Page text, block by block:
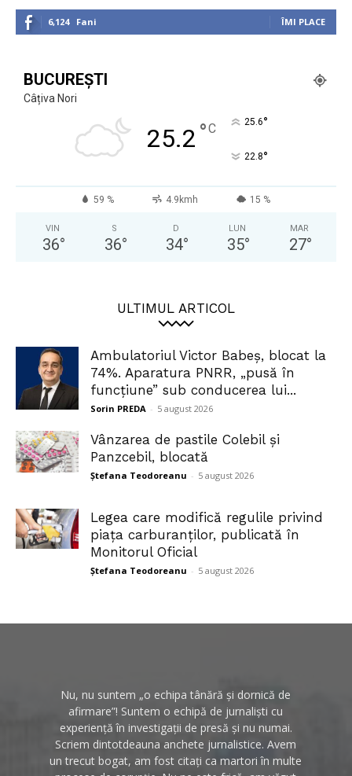
6,124 Fani ÎMI PLACE
BUCUREȘTI
Câțiva Nori
25.2 °C 25.6°
22.8°
59 % 4.9kmh 15 %
VIN
36°
S
36°
D
34°
LUN
35°
MAR
27°
ULTIMUL ARTICOL
Ambulatoriul Victor Babeș, blocat la
74%. Aparatura PNRR, „pusă în
funcțiune” sub conducerea lui...
Sorin PREDA - 5 august 2026
Vânzarea de pastile Colebil și
Panzcebil, blocată
Ștefana Teodoreanu - 5 august 2026
Legea care modifică regulile privind
piața carburanților, publicată în
Monitorul Oficial
Ștefana Teodoreanu - 5 august 2026
Nu, nu suntem „o echipa tânără și dornică de
afirmare”! Suntem o echipă de jurnaliști cu
experiență în investigații de presă și nu numai.
Scriem dintotdeauna anchete jurnalistice. Avem
un trecut bogat, am fost citați ca martori în multe